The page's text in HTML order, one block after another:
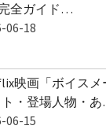
全ガイド…
06-18
映画「ボイスメ
ト・登場人物・
06-15